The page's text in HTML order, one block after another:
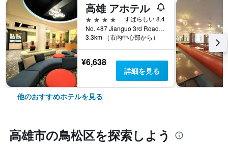
高雄 アホテル
4つ星
すばらしい 8.4
No. 487 Jianguo 3rd Road, 高雄市, 台湾
3.3km （市内中心部から）
¥6,638
詳細を見る
他のおすすめホテルを見る
高雄市​の鳥松区​を探索しよう